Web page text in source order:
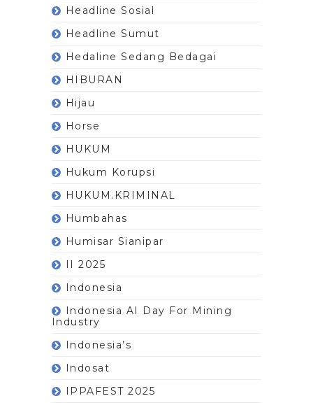
Headline Sosial
Headline Sumut
Hedaline Sedang Bedagai
HIBURAN
Hijau
Horse
HUKUM
Hukum Korupsi
HUKUM.KRIMINAL
Humbahas
Humisar Sianipar
II 2025
Indonesia
Indonesia AI Day For Mining
Industry
Indonesia’s
Indosat
IPPAFEST 2025